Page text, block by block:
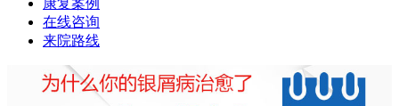
在线咨询
来院路线